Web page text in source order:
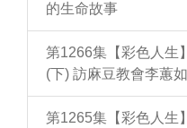
的生命故事
第1266集【彩色人生
(下) 訪麻豆教會李蕙
第1265集【彩色人生